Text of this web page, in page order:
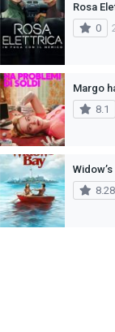
0
Margo
8.1
Widow’s